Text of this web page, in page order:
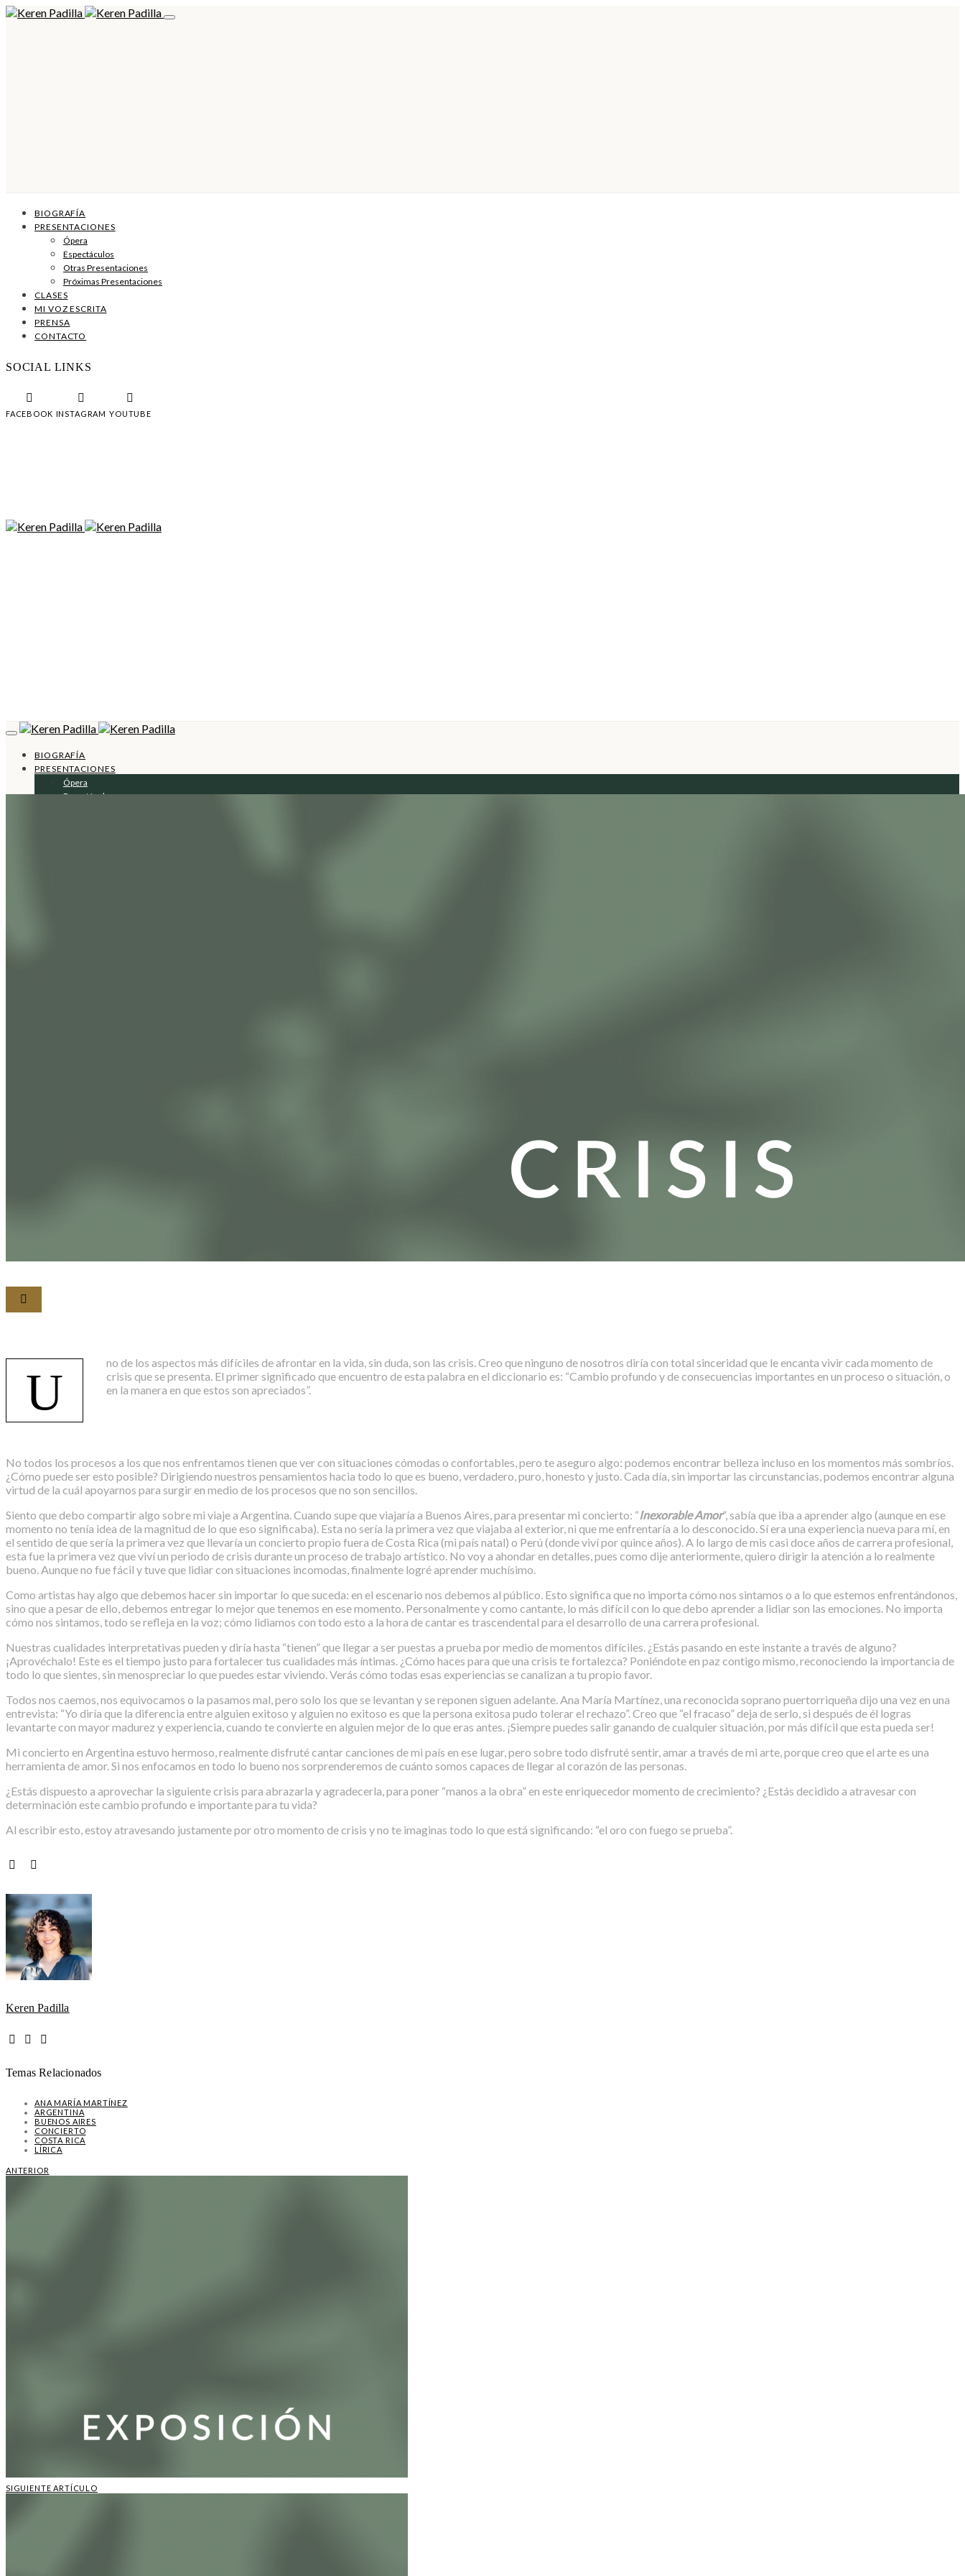
BIOGRAFÍA
PRESENTACIONES
Ópera
Espectáculos
Otras Presentaciones
Próximas Presentaciones
CLASES
MI VOZ ESCRITA
PRENSA
CONTACTO
SOCIAL LINKS
FACEBOOK INSTAGRAM YOUTUBE
BIOGRAFÍA
PRESENTACIONES
Ópera
Espectáculos
U
no de los aspectos más difíciles de afrontar en la vida, sin duda, son las crisis. Creo que ninguno de nosotros diría con total sinceridad que le encanta vivir cada momento de
crisis que se presenta. El primer significado que encuentro de esta palabra en el diccionario es: “Cambio profundo y de consecuencias importantes en un proceso o situación, o
en la manera en que estos son apreciados”.
No todos los procesos a los que nos enfrentamos tienen que ver con situaciones cómodas o confortables, pero te aseguro algo: podemos encontrar belleza incluso en los momentos más sombríos.
¿Cómo puede ser esto posible? Dirigiendo nuestros pensamientos hacia todo lo que es bueno, verdadero, puro, honesto y justo. Cada día, sin importar las circunstancias, podemos encontrar alguna
virtud de la cuál apoyarnos para surgir en medio de los procesos que no son sencillos.
Siento que debo compartir algo sobre mi viaje a Argentina. Cuando supe que viajaría a Buenos Aires, para presentar mi concierto: “Inexorable Amor”, sabía que iba a aprender algo (aunque en ese
momento no tenía idea de la magnitud de lo que eso significaba). Esta no sería la primera vez que viajaba al exterior, ni que me enfrentaría a lo desconocido. Sí era una experiencia nueva para mí, en
el sentido de que sería la primera vez que llevaría un concierto propio fuera de Costa Rica (mi país natal) o Perú (donde viví por quince años). A lo largo de mis casi doce años de carrera profesional,
esta fue la primera vez que viví un periodo de crisis durante un proceso de trabajo artístico. No voy a ahondar en detalles, pues como dije anteriormente, quiero dirigir la atención a lo realmente
bueno. Aunque no fue fácil y tuve que lidiar con situaciones incomodas, finalmente logré aprender muchísimo.
Como artistas hay algo que debemos hacer sin importar lo que suceda: en el escenario nos debemos al público. Esto significa que no importa cómo nos sintamos o a lo que estemos enfrentándonos,
sino que a pesar de ello, debemos entregar lo mejor que tenemos en ese momento. Personalmente y como cantante, lo más difícil con lo que debo aprender a lidiar son las emociones. No importa
cómo nos sintamos, todo se refleja en la voz; cómo lidiamos con todo esto a la hora de cantar es trascendental para el desarrollo de una carrera profesional.
Nuestras cualidades interpretativas pueden y diría hasta “tienen” que llegar a ser puestas a prueba por medio de momentos difíciles. ¿Estás pasando en este instante a través de alguno?
¡Aprovéchalo! Este es el tiempo justo para fortalecer tus cualidades más íntimas. ¿Cómo haces para que una crisis te fortalezca? Poniéndote en paz contigo mismo, reconociendo la importancia de
todo lo que sientes, sin menospreciar lo que puedes estar viviendo. Verás cómo todas esas experiencias se canalizan a tu propio favor.
Todos nos caemos, nos equivocamos o la pasamos mal, pero solo los que se levantan y se reponen siguen adelante. Ana María Martínez, una reconocida soprano puertorriqueña dijo una vez en una
entrevista: “Yo diría que la diferencia entre alguien exitoso y alguien no exitoso es que la persona exitosa pudo tolerar el rechazo”. Creo que “el fracaso” deja de serlo, si después de él logras
levantarte con mayor madurez y experiencia, cuando te convierte en alguien mejor de lo que eras antes. ¡Siempre puedes salir ganando de cualquier situación, por más difícil que esta pueda ser!
Mi concierto en Argentina estuvo hermoso, realmente disfruté cantar canciones de mi país en ese lugar, pero sobre todo disfruté sentir, amar a través de mi arte, porque creo que el arte es una
herramienta de amor. Si nos enfocamos en todo lo bueno nos sorprenderemos de cuánto somos capaces de llegar al corazón de las personas.
¿Estás dispuesto a aprovechar la siguiente crisis para abrazarla y agradecerla, para poner “manos a la obra” en este enriquecedor momento de crecimiento? ¿Estás decidido a atravesar con
determinación este cambio profundo e importante para tu vida?
Al escribir esto, estoy atravesando justamente por otro momento de crisis y no te imaginas todo lo que está significando: “el oro con fuego se prueba”.
Keren Padilla
Temas Relacionados
ANA MARÍA MARTÍNEZ
ARGENTINA
BUENOS AIRES
CONCIERTO
COSTA RICA
LÍRICA
ANTERIOR
SIGUIENTE ARTÍCULO